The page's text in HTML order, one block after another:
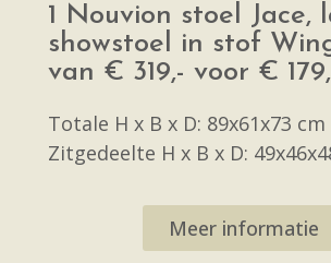
1 Nouvion stoel Jace,
showstoel in stof
van € 319,- voor €
Totale H x B x D: 89x61x73 cm
Zitgedeelte H x B x D:
Meer informatie